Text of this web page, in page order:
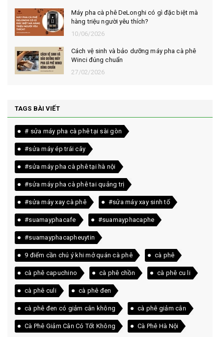
Máy pha cà phê DeLonghi có gì đặc biệt mà
hàng triệu người yêu thích?
10/06/2026
Cách vệ sinh và bảo dưỡng máy pha cà phê
Winci đúng chuẩn
27/02/2026
TAGS BÀI VIẾT
# sửa máy pha cà phê tại sài gòn
#sửa máy ép trái cây
#sửa máy pha cà phê tại hà nội
#sửa máy pha cà phê tai quảng trị
#sửa máy xay cà phê #sửa máy xay sinh tố
#suamayphacafe #suamayphacaphe
#suamayphacapheuytin
9 điểm cần chú ý khi mở quán cà phê cà phê
cà phê capuchino cà phê chồn cà phê cu li
cà phê culi cà phê đen
cà phê đen có giảm cân không cà phê giảm cân
Cà Phê Giảm Cân Có Tốt Không Cà Phê Hà Nội